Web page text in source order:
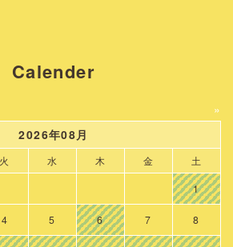
Calender
»
2026年08月
火 水 木 金 土
1
4 5 6 7 8